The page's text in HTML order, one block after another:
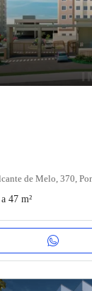
de Melo, 370,
47 m²